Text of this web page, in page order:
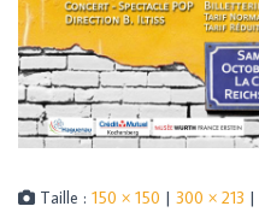
Taille : 150 × 150 | 300 × 213 |